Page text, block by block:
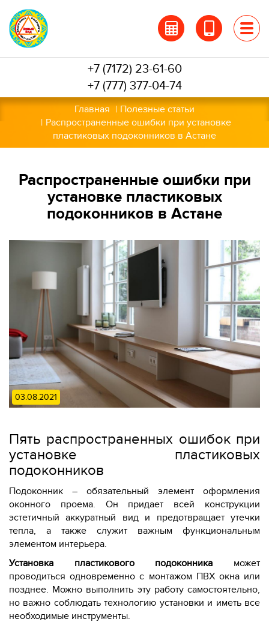
Перейти
основному
содержанию
+7 (7172) 23-61-60
+7 (777) 377-04-74
Главная
Полезные статьи
Распространенные ошибки при установке
пластиковых подоконников в Астане
Распространенные ошибки при
установке пластиковых
подоконников в Астане
03.08.2021
Пять распространенных ошибок при
установке пластиковых
подоконников
Подоконник – обязательный элемент оформления
оконного проема. Он придает всей конструкции
эстетичный аккуратный вид и предотвращает утечки
тепла, а также служит важным функциональным
элементом интерьера.
Установка пластикового подоконника может
проводиться одновременно с монтажом ПВХ окна или
позднее. Можно выполнить эту работу самостоятельно,
но важно соблюдать технологию установки и иметь все
необходимые инструменты.